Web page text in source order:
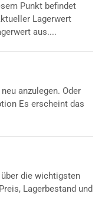
Punkt befindet
Lagerwert
aus....
anzulegen. Oder
Es erscheint das
die wichtigsten
Lagerbestand und